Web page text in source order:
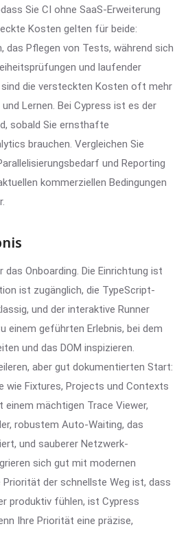
Sie CI ohne SaaS-Erweiterung
Kosten gelten für beide:
das Pflegen von Tests, während sich
und laufender
sind die versteckten Kosten oft mehr
Lernen. Bei Cypress ist es der
sobald Sie ernsthafte
brauchen. Vergleichen Sie
und Reporting
kommerziellen Bedingungen
Onboarding. Die Einrichtung ist
ist zugänglich, die TypeScript-
und der interaktive Runner
einem geführten Erlebnis, bei dem
und das DOM inspizieren.
aber gut dokumentierten Start:
wie Fixtures, Projects und Contexts
einem mächtigen Trace Viewer,
robustem Auto-Waiting, das
und sauberer Netzwerk-
sich gut mit modernen
Priorität der schnellste Weg ist, dass
produktiv fühlen, ist Cypress
Ihre Priorität eine präzise,